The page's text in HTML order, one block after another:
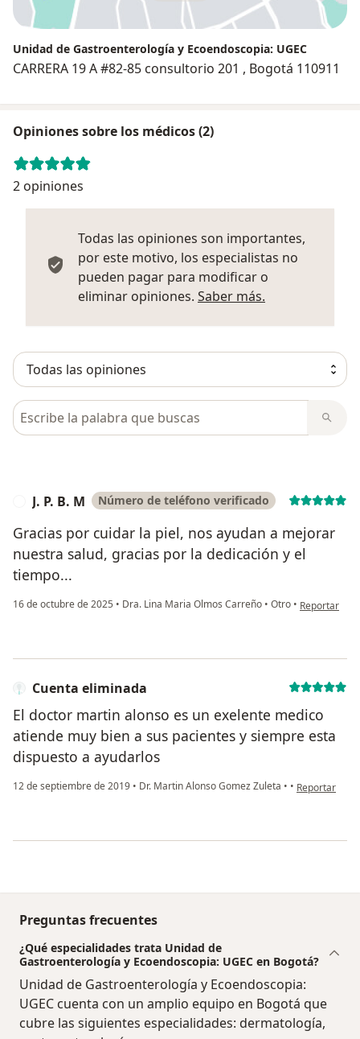
Unidad de Gastroenterología y Ecoendoscopia: UGEC
CARRERA 19 A #82-85 consultorio 201 , Bogotá 110911
Opiniones sobre los médicos (2)
2 opiniones
Todas las opiniones son importantes,
por este motivo, los especialistas no
pueden pagar para modificar o
eliminar opiniones. Saber más.
Busca en opiniones
J. P. B. M Número de teléfono verificado
Gracias por cuidar la piel, nos ayudan a mejorar
nuestra salud, gracias por la dedicación y el
tiempo...
16 de octubre de 2025 • Dra. Lina Maria Olmos Carreño • Otro • en opinión
Reportar
Cuenta eliminada
El doctor martin alonso es un exelente medico
atiende muy bien a sus pacientes y siempre esta
dispuesto a ayudarlos
12 de septiembre de 2019 • Dr. Martin Alonso Gomez Zuleta • • en opinión
Reportar
Preguntas frecuentes
¿Qué especialidades trata Unidad de
Gastroenterología y Ecoendoscopia: UGEC en Bogotá?
Unidad de Gastroenterología y Ecoendoscopia:
UGEC cuenta con un amplio equipo en Bogotá que
cubre las siguientes especialidades: dermatología,